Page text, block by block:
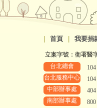
首頁 我要捐
立案字號：衛署醫
台北總會
台北服務中心
中部辦事處
南部辦事處